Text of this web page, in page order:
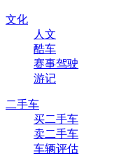
文化
人文
酷车
赛事驾驶
游记
二手车
买二手车
卖二手车
车辆评估